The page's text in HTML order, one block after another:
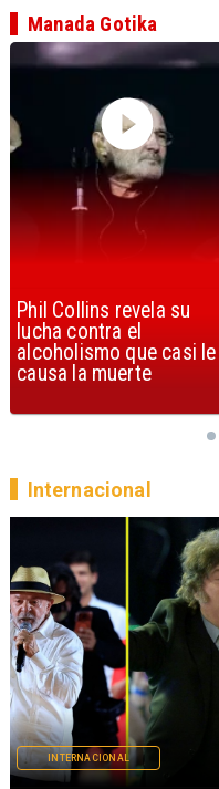
U2 lanza nuevo sencillo
con estribillo en español:
Streets of Dreams
Manada Gotika
INTERNACIONAL
Internacional